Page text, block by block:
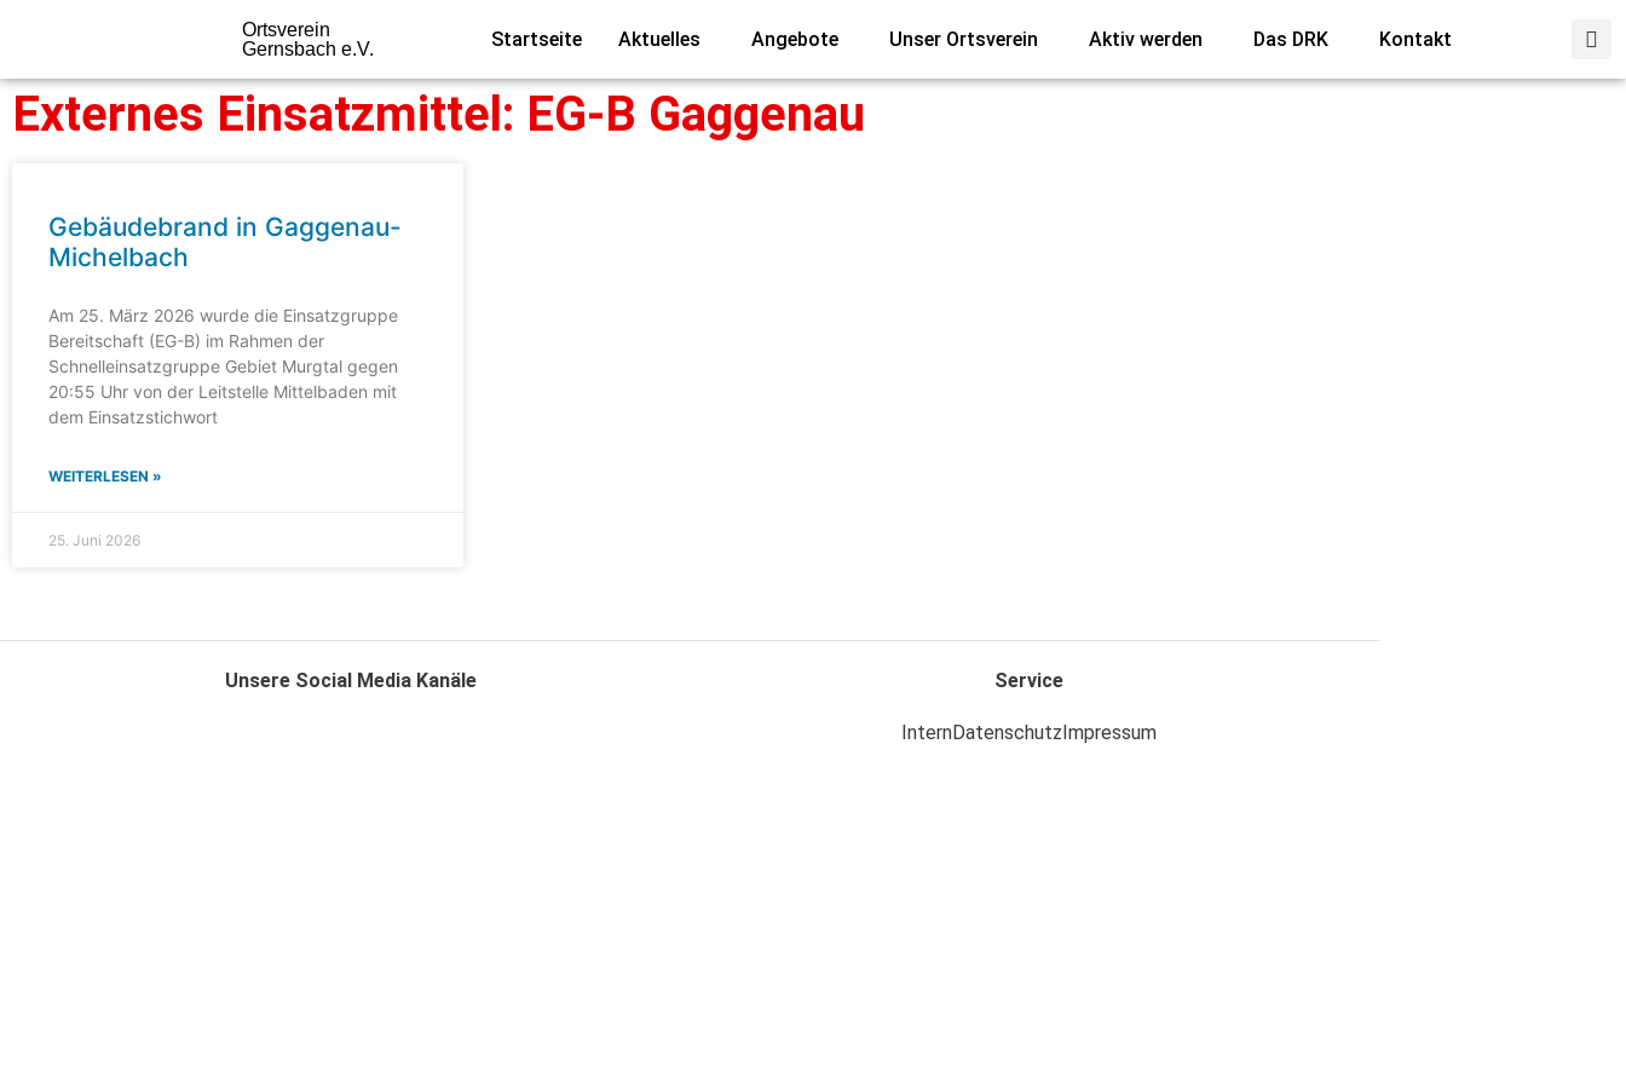
Ortsverein
Gernsbach e.V.
Startseite Aktuelles Angebote Unser Ortsverein Aktiv werden Das DRK Kontakt
Externes Einsatzmittel: EG-B Gaggenau
Gebäudebrand in Gaggenau-
Michelbach
Am 25. März 2026 wurde die Einsatzgruppe
Bereitschaft (EG-B) im Rahmen der
Schnelleinsatzgruppe Gebiet Murgtal gegen
20:55 Uhr von der Leitstelle Mittelbaden mit
dem Einsatzstichwort
WEITERLESEN »
25. Juni 2026
Unsere Social Media Kanäle Service
InternDatenschutzImpressum